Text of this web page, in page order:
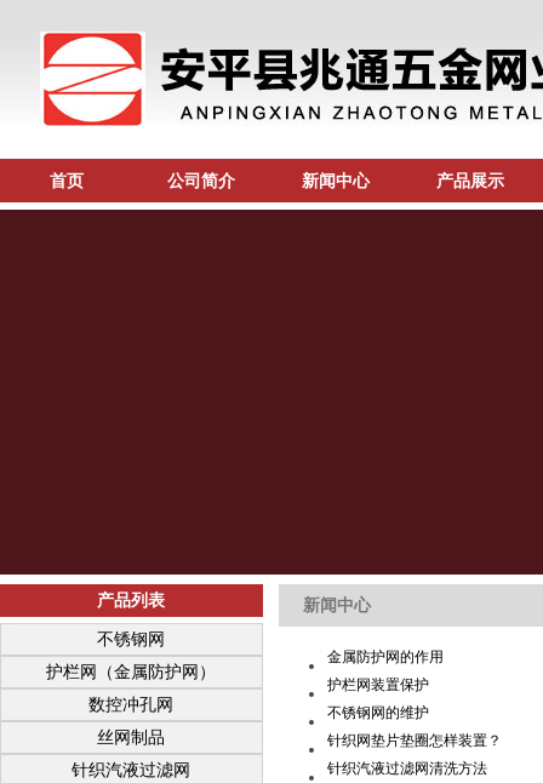
首页 公司简介 新闻中心 产品展示
产品列表
不锈钢网
护栏网（金属防护网）
数控冲孔网
丝网制品
针织汽液过滤网
新闻中心
金属防护网的作用
护栏网装置保护
不锈钢网的维护
针织网垫片垫圈怎样装置？
针织汽液过滤网清洗方法